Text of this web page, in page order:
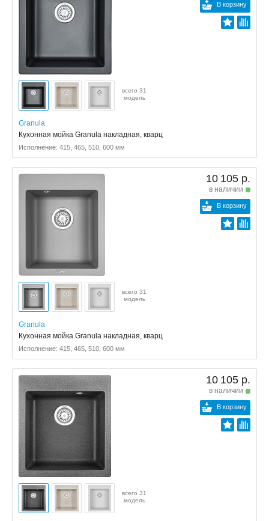
В корзину
всего 31
модель
Granula
Кухонная мойка Granula накладная, кварц
Исполнение: 415, 465, 510, 600 мм
10 105 р.
в наличии
В корзину
всего 31
модель
Granula
Кухонная мойка Granula накладная, кварц
Исполнение: 415, 465, 510, 600 мм
10 105 р.
в наличии
В корзину
всего 31
модель